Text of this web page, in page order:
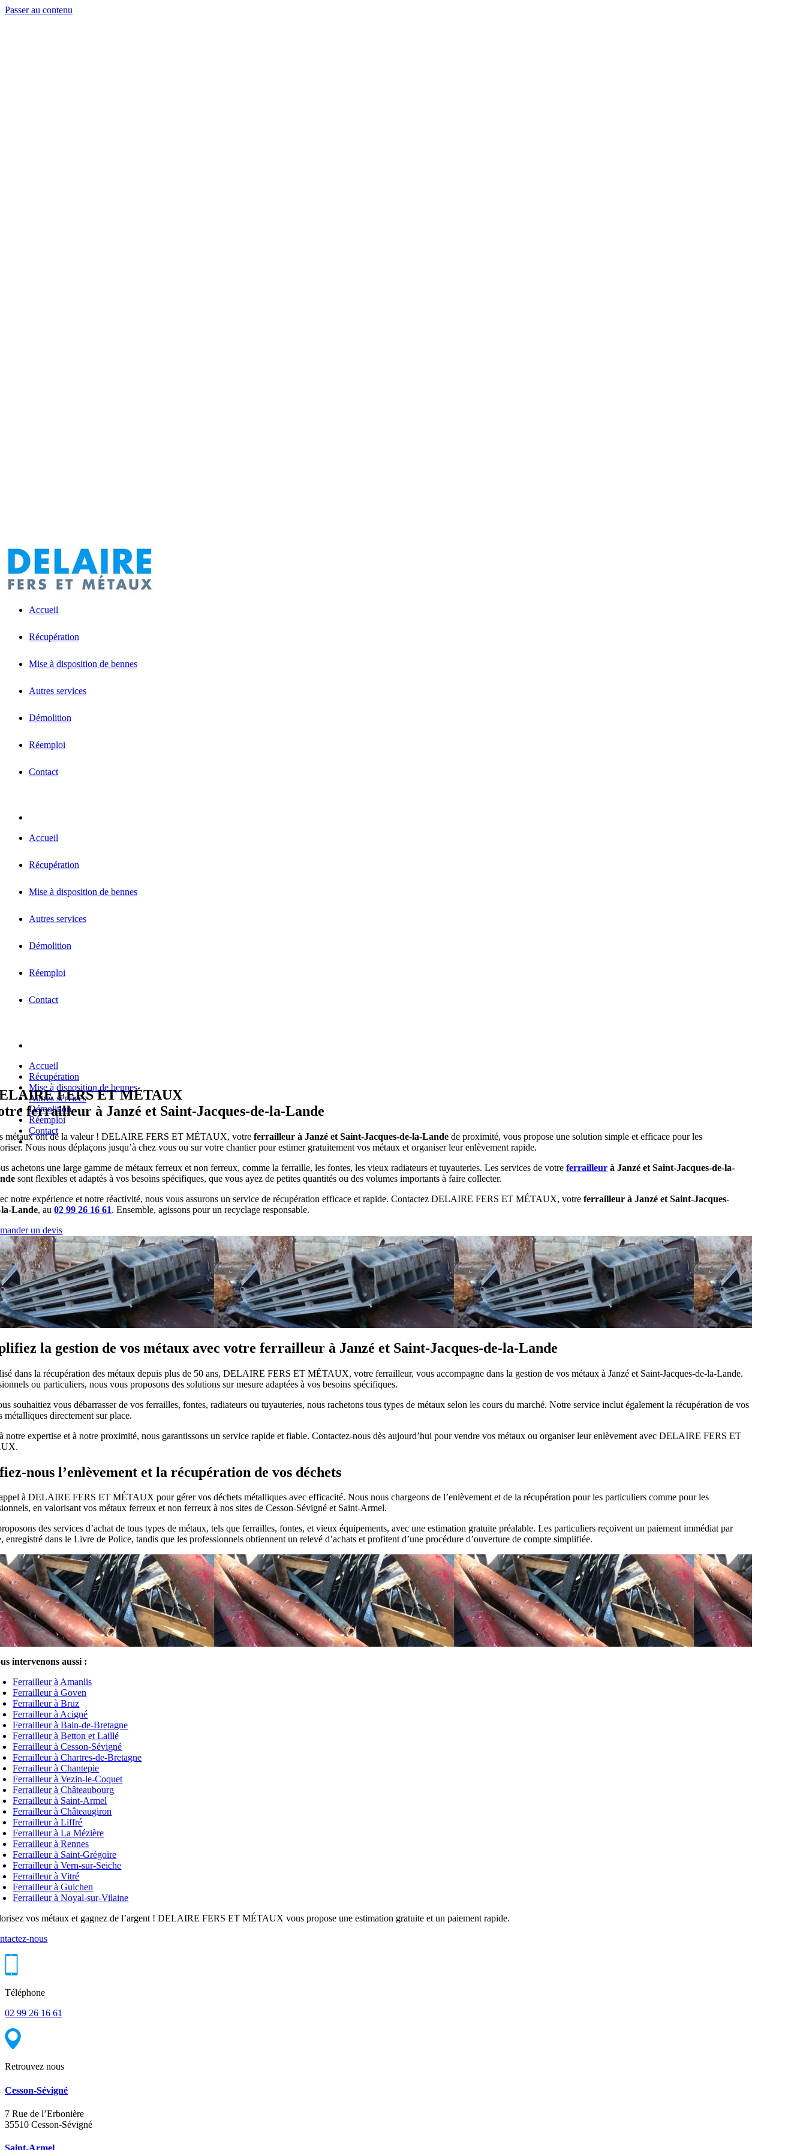
Passer au contenu
Accueil
Récupération
Mise à disposition de bennes
Autres services
Démolition
Réemploi
Contact
Accueil
Récupération
Mise à disposition de bennes
Autres services
Démolition
Réemploi
Contact
Accueil
Récupération
Mise à disposition de bennes
Autres services
Démolition
Réemploi
Contact
FERS ET MÉTAUX
ferrailleur à Janzé et Saint-Jacques-de-la-Lande
métaux ont de la valeur ! DELAIRE FERS ET MÉTAUX, votreferrailleur à Janzé et Saint-Jacques-de-la-Lande de proximité, vous propose une solution simple et efficace pour les
Nous nous déplaçons jusqu’à chez vous ou sur votre chantier pour estimer gratuitement vos métaux et organiser leur enlèvement rapide.
achetons une large gamme de métaux ferreux et non ferreux, comme la ferraille, les fontes, les vieux radiateurs et tuyauteries. Les services de votreferrailleur à Janzé et Saint-Jacques-de-la-
sont flexibles et adaptés à vos besoins spécifiques, que vous ayez de petites quantités ou des volumes importants à faire collecter.
notre expérience et notre réactivité, nous vous assurons un service de récupération efficace et rapide. Contactez DELAIRE FERS ET MÉTAUX, votreferrailleur à Janzé et Saint-Jacques-
la-Lande, au02 99 26 16 61. Ensemble, agissons pour un recyclage responsable.
un devis
la gestion de vos métaux avec votre ferrailleur à Janzé et Saint-Jacques-de-la-Lande
dans la récupération des métaux depuis plus de 50 ans, DELAIRE FERS ET MÉTAUX, votre ferrailleur, vous accompagne dans la gestion de vos métaux à Janzé et Saint-Jacques-de-la-Lande.
ou particuliers, nous vous proposons des solutions sur mesure adaptées à vos besoins spécifiques.
souhaitiez vous débarrasser de vos ferrailles, fontes, radiateurs ou tuyauteries, nous rachetons tous types de métaux selon les cours du marché. Notre service inclut également la récupération de vos
métalliques directement sur place.
notre expertise et à notre proximité, nous garantissons un service rapide et fiable. Contactez-nous dès aujourd’hui pour vendre vos métaux ou organiser leur enlèvement avec DELAIRE FERS ET
nous l’enlèvement et la récupération de vos déchets
à DELAIRE FERS ET MÉTAUX pour gérer vos déchets métalliques avec efficacité. Nous nous chargeons de l’enlèvement et de la récupération pour les particuliers comme pour les
en valorisant vos métaux ferreux et non ferreux à nos sites de Cesson-Sévigné et Saint-Armel.
des services d’achat de tous types de métaux, tels que ferrailles, fontes, et vieux équipements, avec une estimation gratuite préalable. Les particuliers reçoivent un paiement immédiat par
enregistré dans le Livre de Police, tandis que les professionnels obtiennent un relevé d’achats et profitent d’une procédure d’ouverture de compte simplifiée.
intervenons aussi :
Ferrailleur à Amanlis
Ferrailleur à Goven
Ferrailleur à Bruz
Ferrailleur à Acigné
Ferrailleur à Bain-de-Bretagne
Ferrailleur à Betton et Laillé
Ferrailleur à Cesson-Sévigné
Ferrailleur à Chartres-de-Bretagne
Ferrailleur à Chantepie
Ferrailleur à Vezin-le-Coquet
Ferrailleur à Châteaubourg
Ferrailleur à Saint-Armel
Ferrailleur à Châteaugiron
Ferrailleur à Liffré
Ferrailleur à La Mézière
Ferrailleur à Rennes
Ferrailleur à Saint-Grégoire
Ferrailleur à Vern-sur-Seiche
Ferrailleur à Vitré
Ferrailleur à Guichen
Ferrailleur à Noyal-sur-Vilaine
vos métaux et gagnez de l’argent ! DELAIRE FERS ET MÉTAUX vous propose une estimation gratuite et un paiement rapide.
nous
Téléphone
02 99 26 16 61
Retrouvez nous
Cesson-Sévigné
7 Rue de l’Erbonière
35510 Cesson-Sévigné